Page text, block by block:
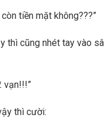
tiền mặt không???”
thì cũng nhét tay vào
vạn!!!”
thì cười: